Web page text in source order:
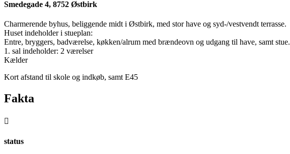
Smedegade 4, 8752 Østbirk
Charmerende byhus, beliggende midt i Østbirk, med stor have og syd-/vestvendt terrasse.
Huset indeholder i stueplan:
Entre, bryggers, badværelse, køkken/alrum med brændeovn og udgang til have, samt stue.
1. sal indeholder: 2 værelser
Kælder
Kort afstand til skole og indkøb, samt E45
Fakta

status